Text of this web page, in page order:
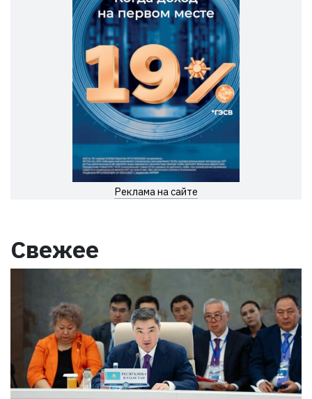
Реклама на сайте
Свежее